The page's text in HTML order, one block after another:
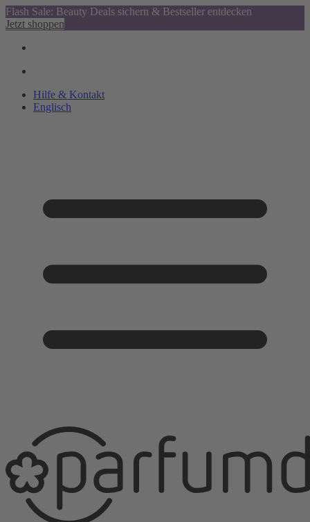
Flash Sale: Beauty Deals sichern & Bestseller entdecken
Jetzt shoppen
Hilfe & Kontakt
Englisch